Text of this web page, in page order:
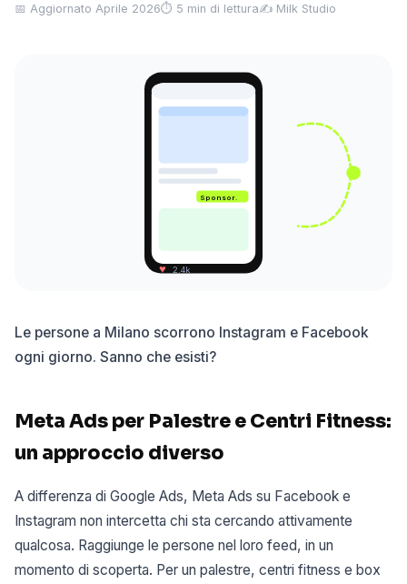
📅 Aggiornato Aprile 2026⏱ 5 min di lettura✍️ Milk Studio
Sponsor.
♥ 2.4k
Le persone a Milano scorrono Instagram e Facebook
ogni giorno. Sanno che esisti?
Meta Ads per Palestre e Centri Fitness:
un approccio diverso
A differenza di Google Ads, Meta Ads su Facebook e
Instagram non intercetta chi sta cercando attivamente
qualcosa. Raggiunge le persone nel loro feed, in un
momento di scoperta. Per un palestre, centri fitness e box